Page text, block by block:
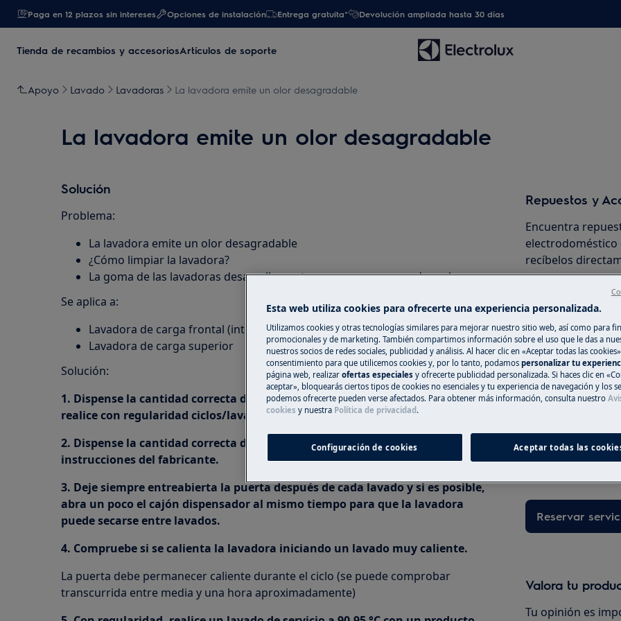
Paga en 12 plazos sin intereses Opciones de instalación Entrega gratuita* Devolución ampliada hasta 30 días
Tienda de recambios y accesoriosArtículos de soporte
Apoyo Lavado Lavadoras La lavadora emite un olor desagradable
La lavadora emite un olor desagradable
Solución
Problema:
La lavadora emite un olor desagradable
¿Cómo limpiar la lavadora?
La goma de las lavadoras desarrolla puntos oscuros o negros de moho
Se aplica a:
Lavadora de carga frontal (integrada o de libre instalación)
Lavadora de carga superior
Solución:
1. Dispense la cantidad correcta de detergente, evite utilizar solo ciclos fríos y
realice con regularidad ciclos/lavados con agua caliente.
2. Dispense la cantidad correcta de detergente y suavizante de acuerdo con las
instrucciones del fabricante.
3. Deje siempre entreabierta la puerta después de cada lavado y si es posible,
abra un poco el cajón dispensador al mismo tiempo para que la lavadora
puede secarse entre lavados.
4. Compruebe si se calienta la lavadora iniciando un lavado muy caliente.
La puerta debe permanecer caliente durante el ciclo (se puede comprobar
transcurrida entre media y una hora aproximadamente)
Repuestos y
Encuentra
recíbelos
A la tienda en
Registra online
Si no encuentras
registrar online
reparar tu
tener costes
Reservar
Valora tu
Tu opinión es
Esta web utiliza cookies para ofrecerte una experiencia personalizada.
Utilizamos cookies y otras tecnologías similares para mejorar nuestro sitio web, así como para
promocionales y de marketing. También compartimos información sobre el uso que le das a
nuestros socios de redes sociales, publicidad y análisis. Al hacer clic en «Aceptar todas las
consentimiento para que utilicemos cookies y, por lo tanto, podamos personalizar tu
página web, realizar ofertas especiales y ofrecerte publicidad personalizada. Si haces clic en
aceptar», bloquearás ciertos tipos de cookies no esenciales y tu experiencia de navegación y los
podemos ofrecerte pueden verse afectados. Para obtener más información, consulta nuestro
cookies y nuestra Política de privacidad .
Configuración de cookies Aceptar todas las